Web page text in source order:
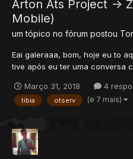
Arton Ats Project ->
Mobile)
um tópico no fórum postou
Eai galeraaa, bom, hoje eu to
tive após eu ter uma conversa
falar do meu antigo projeto
ver a página no facebook. Ele
Março 31, 2018 4
tibia otserv (e 7 mais)